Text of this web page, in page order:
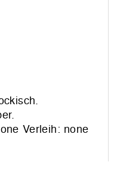
Verleih: none